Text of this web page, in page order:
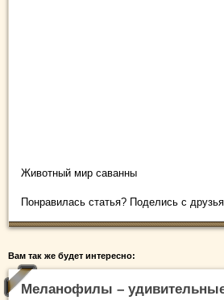
Животный мир саванны
Понравилась статья? Поделись с
Вам так же будет интересно:
Меланофилы –